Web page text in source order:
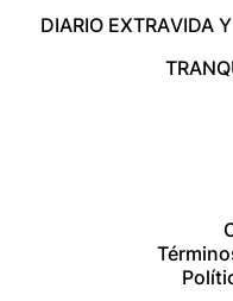
DIARIO EXTRAVIDA